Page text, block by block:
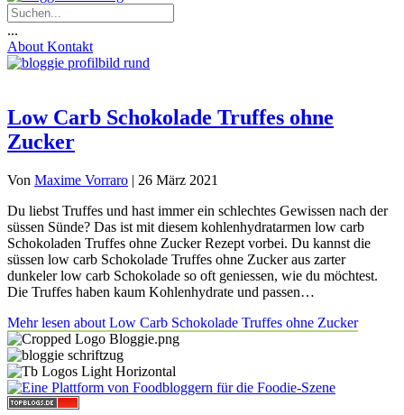
...
About Kontakt
Low Carb Schokolade Truffes ohne
Zucker
Von Maxime Vorraro | 26 März 2021
Du liebst Truffes und hast immer ein schlechtes Gewissen nach der
süssen Sünde? Das ist mit diesem kohlenhydratarmen low carb
Schokoladen Truffes ohne Zucker Rezept vorbei. Du kannst die
süssen low carb Schokolade Truffes ohne Zucker aus zarter
dunkeler low carb Schokolade so oft geniessen, wie du möchtest.
Die Truffes haben kaum Kohlenhydrate und passen…
Mehr lesen about Low Carb Schokolade Truffes ohne Zucker